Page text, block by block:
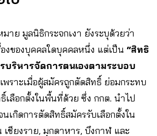
าย มูลนิธิกระจกเงา ยังระบุด้วยว่า
งของบุคคลใดบุคคลหนึ่ง แต่เป็น “สิทธิ
บริหารจัดการตนเองตามระบอบ
เพราะเมื่อผู้สมัครถูกตัดสิทธิ์ ย่อมกระทบ
เลือกตั้งในพื้นที่ด้วย ซึ่ง กกต. นำไป
เกิดการตัดสิทธิ์สมัครรับเลือกตั้งใน
เชียงราย, มุกดาหาร, บึงกาฬ และ